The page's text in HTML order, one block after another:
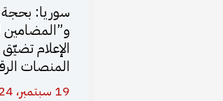
سوريا: بحجة
و”المضامين
الإعلام
المنصات
19 سبتمبر، 2024